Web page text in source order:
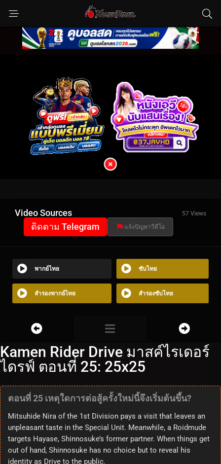
Video Sources 57 Views
ติดตาม Telegram แจ้งปัญหาวีดีโอ
พากย์ไทย ซับไทย
สำรองพากย์ไทย สำรองซับไทย
Kamen Rider Drive มาสค์ไรเดอร์
ไดรฟ์ ตอนที่ 25: 25x25
ตอนที่ 25 เหตุใดการต่อสู้ครั้งใหม่นี้จึงเริ่มต้นขึ้น?
Mitsuhide Nira of the 1st Division pays a visit that leaves an
unpleasant taste in the Special Unit. Meanwhile, a Roidmude
targets Hayase, Shinnosuke’s former partner. When things get
out of hand, Shinnosuke has no choice but to reveal his
identity as Drive to the public.